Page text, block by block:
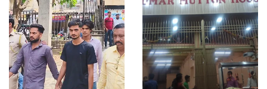
माना।